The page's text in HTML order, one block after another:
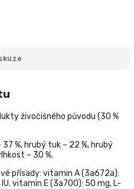
živočišného původu (30 %
%, hrubý tuk – 22 %, hrubý
– 30 %.
přísady: vitamin A (3а672а):
vitamin E (3а700): 50 mg, L-